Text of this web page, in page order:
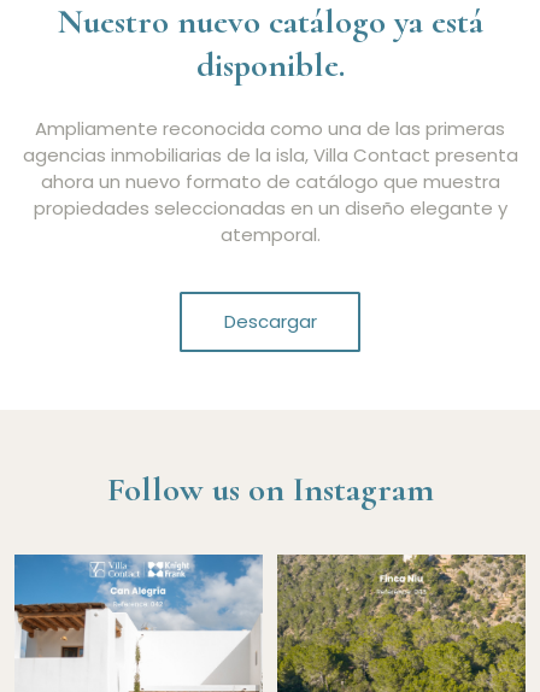
Nuestro nuevo catálogo ya está
disponible.
Ampliamente reconocida como una de las primeras
agencias inmobiliarias de la isla, Villa Contact presenta
ahora un nuevo formato de catálogo que muestra
propiedades seleccionadas en un diseño elegante y
atemporal.
Descargar
Follow us on Instagram